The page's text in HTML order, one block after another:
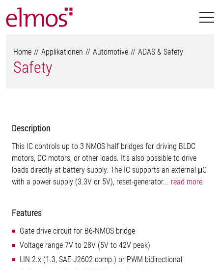
Home Applikationen Automotive ADAS & Safety
Safety
Description
This IC controls up to 3 NMOS half bridges for driving BLDC
motors, DC motors, or other loads. It’s also possible to drive
loads directly at battery supply. The IC supports an external μC
with a power supply (3.3V or 5V), reset-generator... read more
Features
Gate drive circuit for B6-NMOS bridge
Voltage range 7V to 28V (5V to 42V peak)
LIN 2.x (1.3, SAE-J2602 comp.) or PWM bidirectional